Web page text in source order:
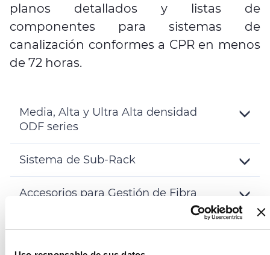
planos detallados y listas de
componentes para sistemas de
canalización conformes a CPR en menos
de 72 horas.
Media, Alta y Ultra Alta densidad
ODF series
Details
Sistema de Sub-Rack
Accesorios para Gestión de Fibra